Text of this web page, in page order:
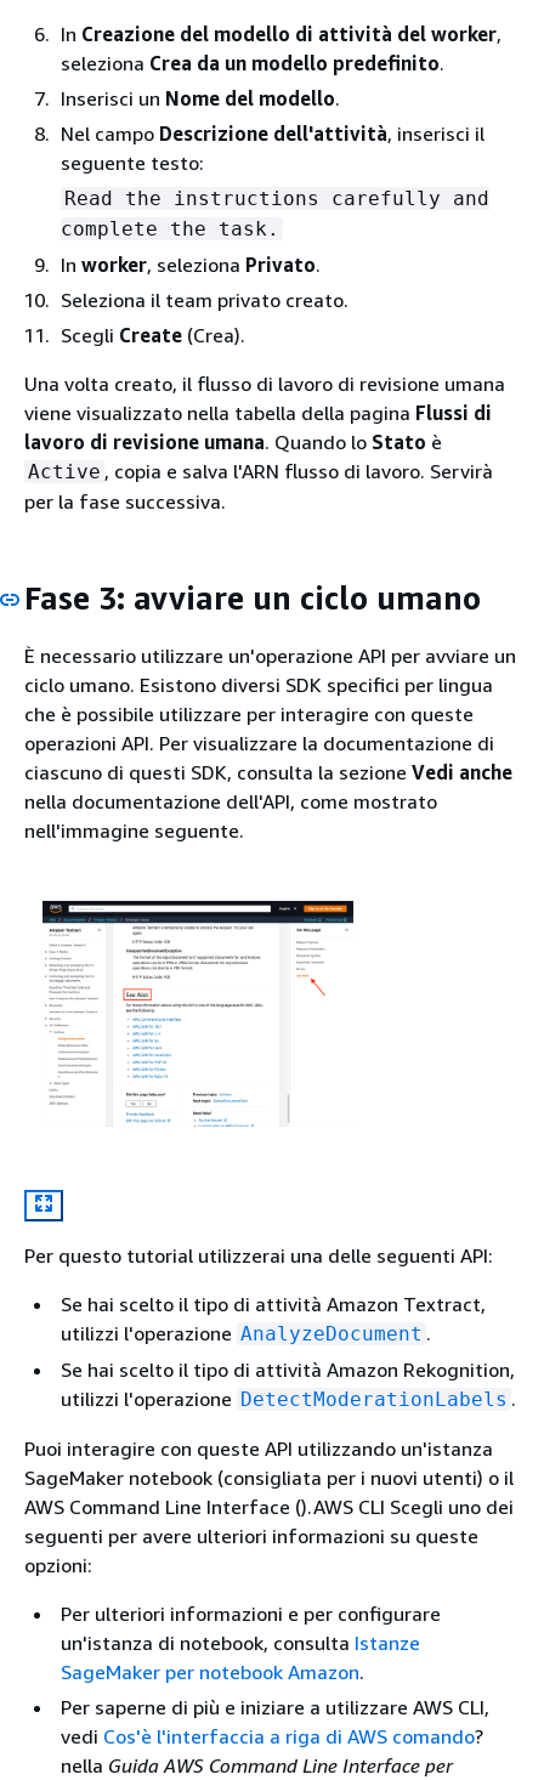
In Creazione del modello di attività del worker,
seleziona Crea da un modello predefinito.
Inserisci un Nome del modello.
Nel campo Descrizione dell'attività, inserisci il
seguente testo:
Read the instructions carefully and
complete the task.
In worker, seleziona Privato.
Seleziona il team privato creato.
Scegli Create (Crea).
Una volta creato, il flusso di lavoro di revisione umana
viene visualizzato nella tabella della pagina Flussi di
lavoro di revisione umana. Quando lo Stato è
Active , copia e salva l'ARN flusso di lavoro. Servirà
per la fase successiva.
Fase 3: avviare un ciclo umano
È necessario utilizzare un'operazione API per avviare un
ciclo umano. Esistono diversi SDK specifici per lingua
che è possibile utilizzare per interagire con queste
operazioni API. Per visualizzare la documentazione di
ciascuno di questi SDK, consulta la sezione Vedi anche
nella documentazione dell'API, come mostrato
nell'immagine seguente.
Per questo tutorial utilizzerai una delle seguenti API:
Se hai scelto il tipo di attività Amazon Textract,
utilizzi l'operazione AnalyzeDocument .
Se hai scelto il tipo di attività Amazon Rekognition,
utilizzi l'operazione DetectModerationLabels .
Puoi interagire con queste API utilizzando un'istanza
SageMaker notebook (consigliata per i nuovi utenti) o il
AWS Command Line Interface ().AWS CLI Scegli uno dei
seguenti per avere ulteriori informazioni su queste
opzioni:
Per ulteriori informazioni e per configurare
un'istanza di notebook, consulta Istanze
SageMaker per notebook Amazon.
Per saperne di più e iniziare a utilizzare AWS CLI,
vedi Cos'è l'interfaccia a riga di AWS comando?
nella Guida AWS Command Line Interface per